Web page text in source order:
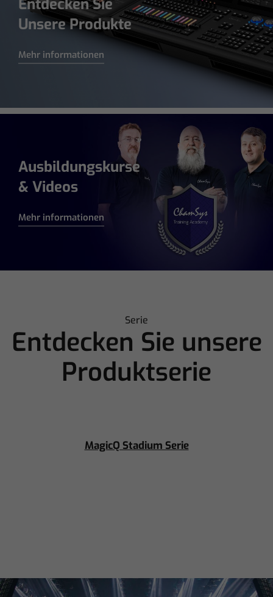
Entdecken Sie
Unsere Produkte
Mehr informationen
Ausbildungskurse
& Videos
Mehr informationen
Serie
Entdecken Sie unsere
Produktserie
MagicQ Stadium Serie